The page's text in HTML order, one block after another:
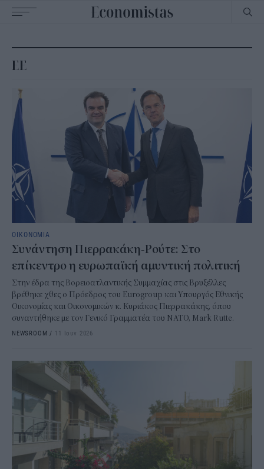
navigation
ΕΕ
ΟΙΚΟΝΟΜΙΑ
Συνάντηση Πιερρακάκη-Ρούτε: Στο
επίκεντρο η ευρωπαϊκή αμυντική πολιτική
Στην έδρα της Βορειοατλαντικής Συμμαχίας στις Βρυξέλλες
βρέθηκε χθες ο Πρόεδρος του Eurogroup και Υπουργός Εθνικής
Οικονομίας και Οικονομικών κ. Κυριάκος Πιερρακάκης, όπου
συναντήθηκε με τον Γενικό Γραμματέα του ΝΑΤΟ, Mark Rutte.
NEWSROOM / 11 Ιουν 2026